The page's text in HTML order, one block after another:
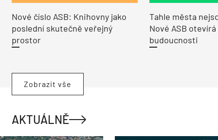
Nové číslo ASB: Knihovny jako
poslední skutečně veřejný
prostor
Tahle města
Nové ASB
budoucnosti
Zobrazit vše
AKTUÁLNĚ